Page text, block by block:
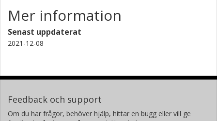
Mer information
Senast uppdaterat
2021-12-08
Feedback och support
Om du har frågor, behöver hjälp, hittar en bugg eller vill ge